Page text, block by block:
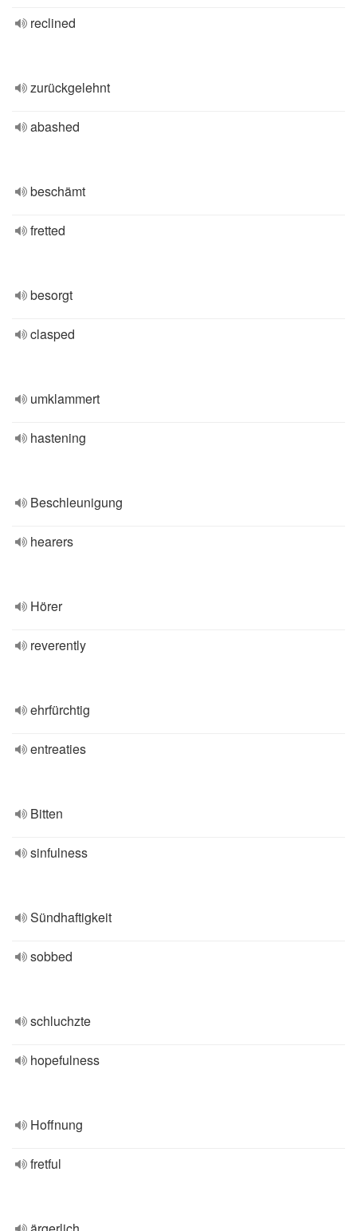
reclined
zurückgelehnt
abashed
beschämt
fretted
besorgt
clasped
umklammert
hastening
Beschleunigung
hearers
Hörer
reverently
ehrfürchtig
entreaties
Bitten
sinfulness
Sündhaftigkeit
sobbed
schluchzte
hopefulness
Hoffnung
fretful